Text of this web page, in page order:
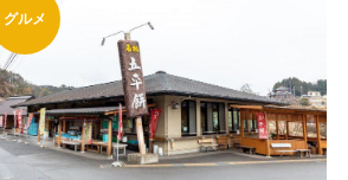
グルメ